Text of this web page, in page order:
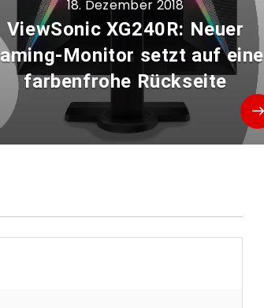
18. Dezember 2018
ViewSonic XG240R: Neuer
Monitor setzt auf eine
farbenfrohe Rückseite